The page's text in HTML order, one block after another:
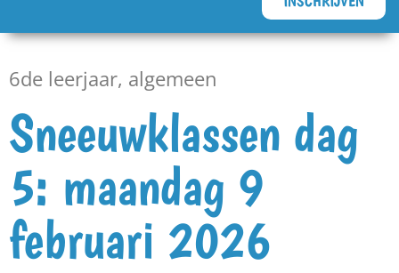
6de leerjaar, algemeen
Sneeuwklassen dag
5: maandag 9
februari 2026